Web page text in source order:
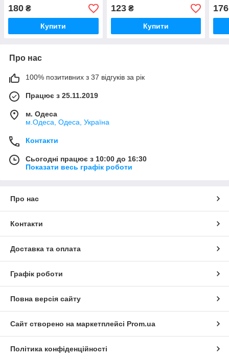
180 ₴
Купити
123₴
Купити
176
Про нас
100% позитивних з 37 відгуків за рік
Працює з 25.11.2019
м. Одеса
м.Одеса, Одеса, Україна
Контакти
Сьогодні працює з 10:00 до 16:30
Показати весь графік роботи
Про нас
Контакти
Доставка та оплата
Графік роботи
Повна версія сайту
Сайт створено на маркетплейсі Prom.ua
Політика конфіденційності